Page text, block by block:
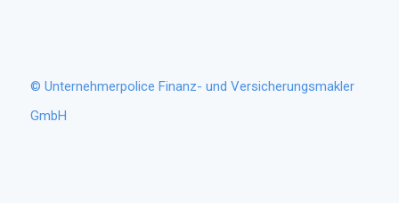
© Unternehmerpolice Finanz- und Versicherungsmakler
GmbH